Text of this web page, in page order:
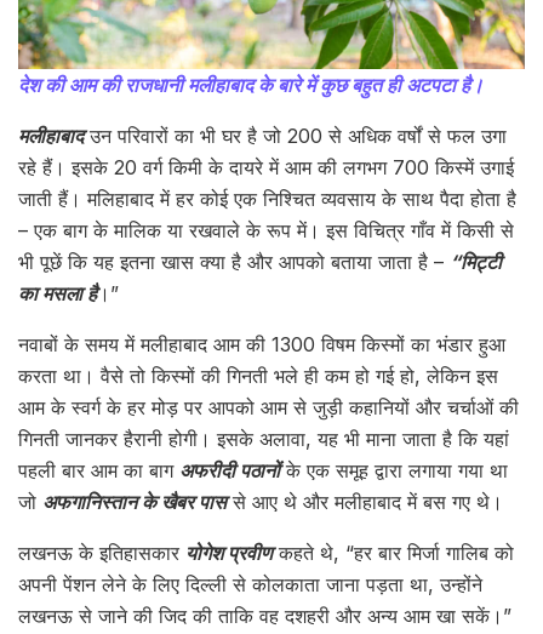
देश की आम की राजधानी मलीहाबाद के बारे में कुछ बहुत ही अटपटा है।
मलीहाबादउन परिवारों का भी घर है जो 200 से अधिक वर्षों से फल उगा
रहे हैं। इसके 20 वर्ग किमी के दायरे में आम की लगभग 700 किस्में उगाई
जाती हैं। मलिहाबाद में हर कोई एक निश्चित व्यवसाय के साथ पैदा होता है
– एक बाग के मालिक या रखवाले के रूप में। इस विचित्र गाँव में किसी से
भी पूछें कि यह इतना खास क्या है और आपको बताया जाता है – “मिट्टी
का मसला है।”
नवाबों के समय में मलीहाबाद आम की 1300 विषम किस्मों का भंडार हुआ
करता था। वैसे तो किस्मों की गिनती भले ही कम हो गई हो, लेकिन इस
आम के स्वर्ग के हर मोड़ पर आपको आम से जुड़ी कहानियों और चर्चाओं की
गिनती जानकर हैरानी होगी। इसके अलावा, यह भी माना जाता है कि यहां
पहली बार आम का बाग अफरीदी पठानोंके एक समूह द्वारा लगाया गया था
जो अफगानिस्तान के खैबर पाससे आए थे और मलीहाबाद में बस गए थे।
लखनऊ के इतिहासकार योगेश प्रवीणकहते थे, “हर बार मिर्जा गालिब को
अपनी पेंशन लेने के लिए दिल्ली से कोलकाता जाना पड़ता था, उन्होंने
लखनऊ से जाने की जिद की ताकि वह दशहरी और अन्य आम खा सकें।”